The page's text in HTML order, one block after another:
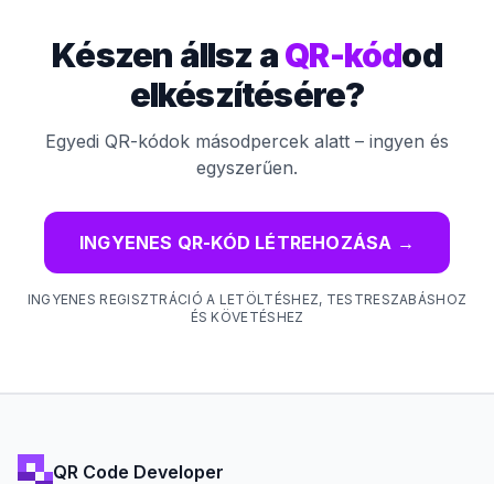
Készen állsz aQR-kódod
elkészítésére?
Egyedi QR-kódok másodpercek alatt – ingyen és
egyszerűen.
INGYENES QR-KÓD LÉTREHOZÁSA →
INGYENES REGISZTRÁCIÓ A LETÖLTÉSHEZ, TESTRESZABÁSHOZ
ÉS KÖVETÉSHEZ
QR Code Developer